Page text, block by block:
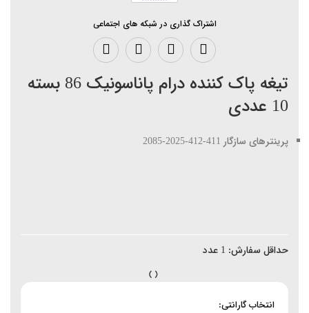
اشتراک گذاری در شبکه های اجتماعی
تیغه پاک کننده درام پاناسونیک 86 بسته
10 عددی
پرینترهای سازگار 411-412-2025-2085
حداقل سفارش: 1 عدد
انتخاب گارانتی: